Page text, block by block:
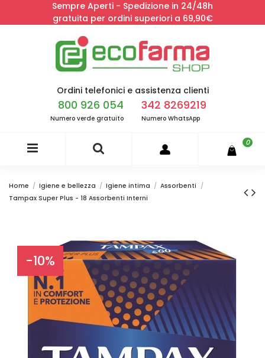
Sempre Aperti - Spedizione in 24/48h
gratuita per ordini superiori a 69,90€
Ordini telefonici e assistenza clienti
800 926 054
Numero verde gratuito
342 8269219
Numero WhatsApp
0
Home Igiene e bellezza Igiene intima
Assorbenti
Tampax Super Plus - 18 Assorbenti Interni
-10%